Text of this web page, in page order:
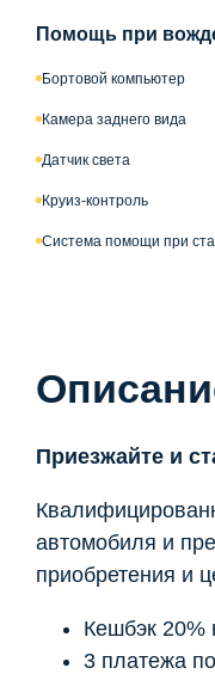
Помощь при
Бортовой компьютер
Камера заднего вида
Датчик света
Круиз-контроль
Система помощи при
Приезжайте и
автомобиля и
приобретения и
Кешбэк 20%
3 платежа